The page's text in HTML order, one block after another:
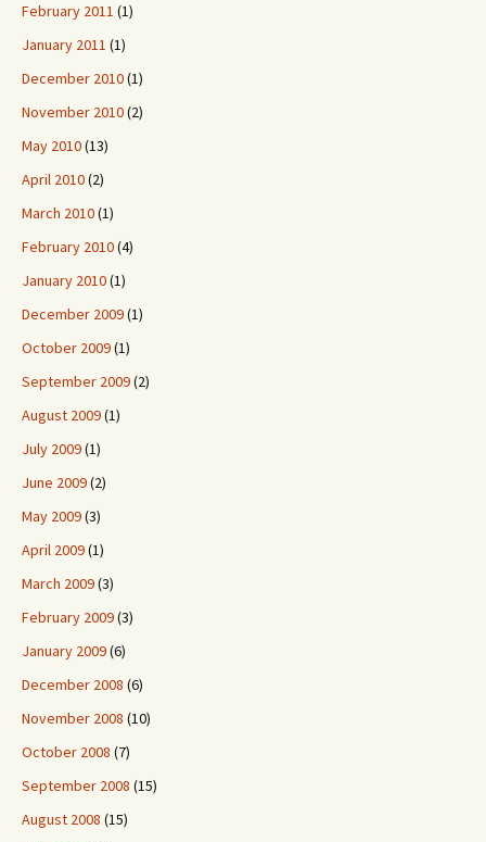
February 2011 (1)
January 2011 (1)
December 2010(1)
November 2010(2)
May 2010(13)
April 2010(2)
March 2010(1)
February 2010(4)
January 2010(1)
December 2009(1)
October 2009(1)
September 2009(2)
August 2009(1)
July 2009(1)
June 2009(2)
May 2009(3)
April 2009(1)
March 2009(3)
February 2009(3)
January 2009(6)
December 2008 (6)
November 2008 (10)
October 2008 (7)
September 2008 (15)
August 2008 (15)